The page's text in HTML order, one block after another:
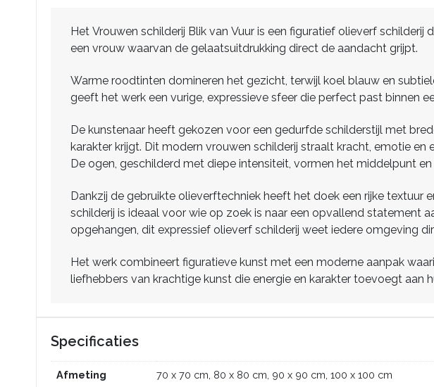
Het Vrouwen schilderij Blik van Vuur is een figuratief olieverf
een vrouw waarvan de gelaatsuitdrukking direct de aandacht grijpt.
Warme roodtinten domineren het gezicht, terwijl koel blauw en
geeft het werk een vurige, expressieve sfeer die perfect past binnen
De kunstenaar heeft gekozen voor een gedurfde schilderstijl met
karakter krijgt. Dit modern vrouwen schilderij straalt kracht, emotie
De ogen, geschilderd met diepe intensiteit, vormen het middelpunt
Dankzij de gebruikte olieverftechniek heeft het doek een rijke textuur
schilderij is ideaal voor wie op zoek is naar een opvallend statement
opgehangen, dit expressief olieverf schilderij weet iedere omgeving
Het werk combineert figuratieve kunst met een moderne aanpak
liefhebbers van krachtige kunst die energie en karakter toevoegt aan
Specificaties
Afmeting 70 x 70 cm, 80 x 80 cm, 90 x 90 cm, 100 x 100 cm